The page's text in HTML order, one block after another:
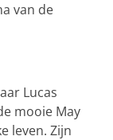
van de
Lucas
mooie May
leven. Zijn